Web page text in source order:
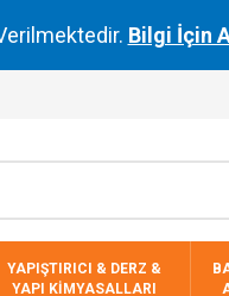
Bilgi İçin
YAPIŞTIRICI & DERZ &
YAPI KİMYASALLARI